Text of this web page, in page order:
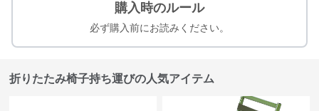
購入時のルール
必ず購入前にお読みください。
折りたたみ椅子持ち運びの人気アイテム